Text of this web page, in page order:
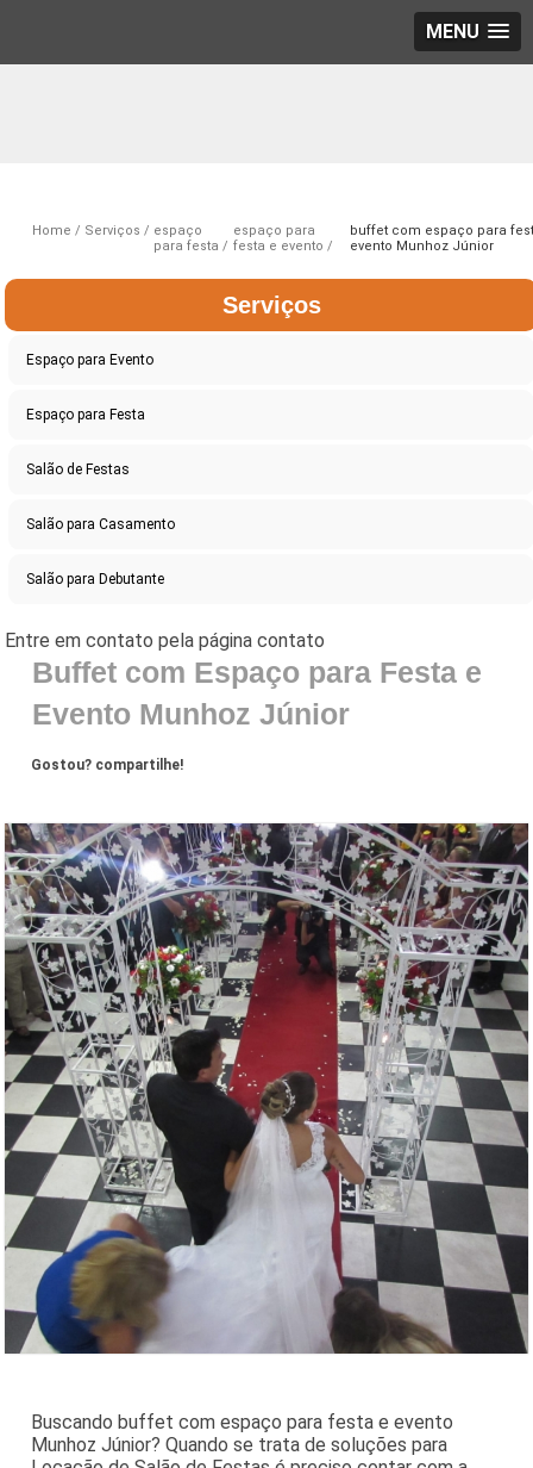
MENU
Home Serviços
espaço
para festa
espaço para
festa e evento
buffet com espaço para
evento Munhoz Júnior
Serviços
Espaço para Evento
Espaço para Festa
Salão de Festas
Salão para Casamento
Salão para Debutante
Buffet com Espaço para Festa e
Evento Munhoz Júnior
Gostou? compartilhe!
Buscando buffet com espaço para festa e evento
Munhoz Júnior? Quando se trata de soluções para